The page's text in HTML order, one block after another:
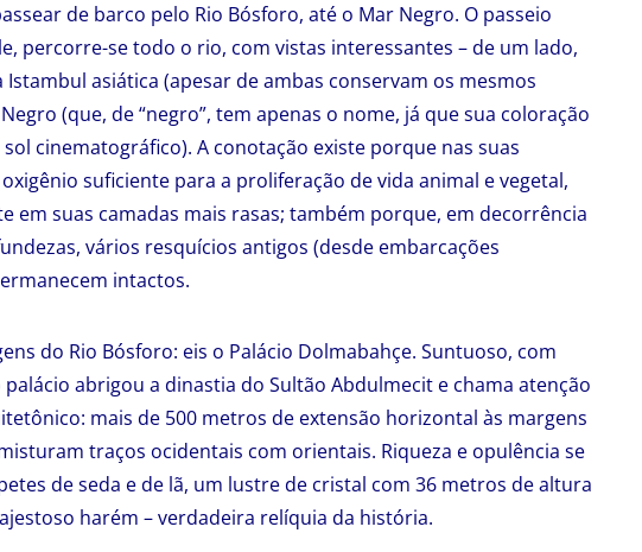
de barco pelo Rio Bósforo, até o Mar Negro. O passeio
percorre-se todo o rio, com vistas interessantes – de um lado,
asiática (apesar de ambas conservam os mesmos
(que, de “negro”, tem apenas o nome, já que sua coloração
cinematográfico). A conotação existe porque nas suas
suficiente para a proliferação de vida animal e vegetal,
em suas camadas mais rasas; também porque, em decorrência
vários resquícios antigos (desde embarcações
intactos.
do Rio Bósforo: eis o Palácio Dolmabahçe. Suntuoso, com
abrigou a dinastia do Sultão Abdulmecit e chama atenção
mais de 500 metros de extensão horizontal às margens
traços ocidentais com orientais. Riqueza e opulência se
de seda e de lã, um lustre de cristal com 36 metros de altura
harém – verdadeira relíquia da história.